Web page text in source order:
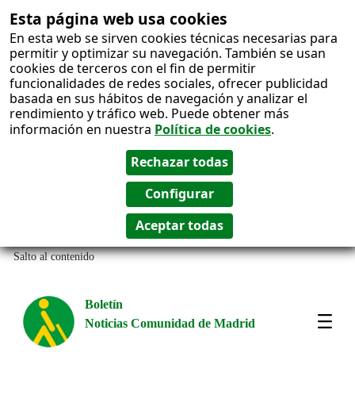
Esta página web usa cookies
En esta web se sirven cookies técnicas necesarias para
permitir y optimizar su navegación. También se usan
cookies de terceros con el fin de permitir
funcionalidades de redes sociales, ofrecer publicidad
basada en sus hábitos de navegación y analizar el
rendimiento y tráfico web. Puede obtener más
información en nuestra Política de cookies.
Salto al contenido
Boletín
Noticias Comunidad de Madrid